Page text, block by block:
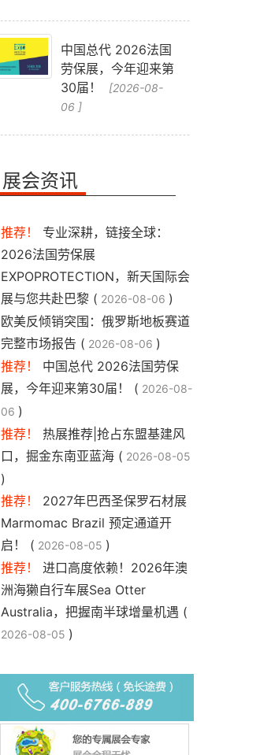
中国总代 2026法国
劳保展，今年迎来第
30届！
[2026-08-
06 ]
展会资讯
推荐！
专业深耕，链接全球：
2026法国劳保展
EXPOPROTECTION，新天国际会
展与您共赴巴黎 ( 2026-08-06 )
​欧美反倾销突围：俄罗斯地板赛道
完整市场报告 ( 2026-08-06 )
推荐！
中国总代 2026法国劳保
展，今年迎来第30届！ ( 2026-08-
06 )
推荐！
热展推荐|抢占东盟基建风
口，掘金东南亚蓝海 ( 2026-08-05
)
推荐！
2027年巴西圣保罗石材展
Marmomac Brazil 预定通道开
启！ ( 2026-08-05 )
推荐！
进口高度依赖！2026年澳
洲海獭自行车展Sea Otter
Australia，把握南半球增量机遇 (
2026-08-05 )